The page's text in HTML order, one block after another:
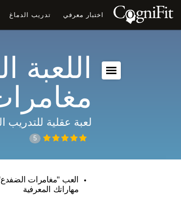
اختبار معرفي تدريب الدماغ
اللعبة
لعبة عقلية للتدريب
5
العب "مغامرات
مهاراتك المعرفية